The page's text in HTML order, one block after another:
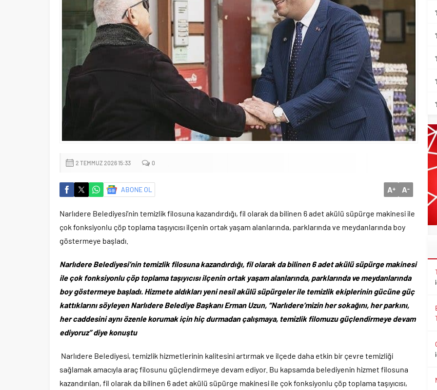
2 TEMMUZ 2026 15:33 0
ABONE OL A+ A-
Narlıdere Belediyesi’nin temizlik filosuna kazandırdığı, fil olarak da bilinen 6 adet akülü süpürge makinesi ile
çok fonksiyonlu çöp toplama taşıyıcısı ilçenin ortak yaşam alanlarında, parklarında ve meydanlarında boy
göstermeye başladı.
Narlıdere Belediyesi’nin temizlik filosuna kazandırdığı, fil olarak da bilinen 6 adet akülü süpürge makinesi
ile çok fonksiyonlu çöp toplama taşıyıcısı ilçenin ortak yaşam alanlarında, parklarında ve meydanlarında
boy göstermeye başladı. Hizmete aldıkları yeni nesil akülü süpürgeler ile temizlik ekiplerinin gücüne güç
kattıklarını söyleyen Narlıdere Belediye Başkanı Erman Uzun, “Narlıdere’mizin her sokağını, her parkını,
her caddesini aynı özenle korumak için hiç durmadan çalışmaya, temizlik filomuzu güçlendirmeye devam
ediyoruz” diye konuştu
Narlıdere Belediyesi, temizlik hizmetlerinin kalitesini artırmak ve ilçede daha etkin bir çevre temizliği
sağlamak amacıyla araç filosunu güçlendirmeye devam ediyor. Bu kapsamda belediyenin hizmet filosuna
kazandırılan, fil olarak da bilinen 6 adet akülü süpürge makinesi ile çok fonksiyonlu çöp toplama taşıyıcısı,